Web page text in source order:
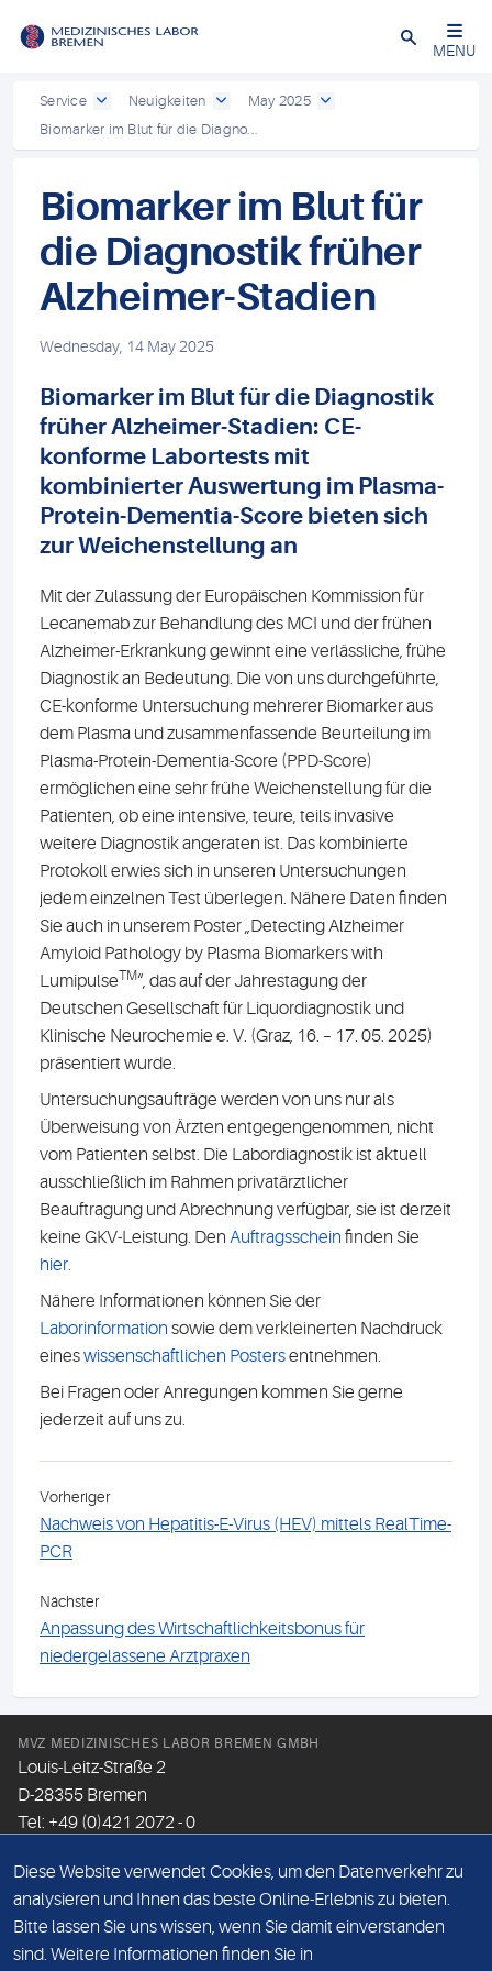
Schließen
MENU
Service Neuigkeiten
May 2025
Biomarker im Blut für die Diagno...
Biomarker im Blut für
die Diagnostik früher
Alzheimer-Stadien
Wednesday, 14 May 2025
Biomarker im Blut für die Diagnostik
früher Alzheimer-Stadien: CE-
konforme Labortests mit
kombinierter Auswertung im Plasma-
Protein-Dementia-Score bieten sich
zur Weichenstellung an
Mit der Zulassung der Europäischen Kommission für
Lecanemab zur Behandlung des MCI und der frühen
Alzheimer-Erkrankung gewinnt eine verlässliche, frühe
Diagnostik an Bedeutung. Die von uns durchgeführte,
CE-konforme Untersuchung mehrerer Biomarker aus
dem Plasma und zusammenfassende Beurteilung im
Plasma-Protein-Dementia-Score (PPD-Score)
ermöglichen eine sehr frühe Weichenstellung für die
Patienten, ob eine intensive, teure, teils invasive
weitere Diagnostik angeraten ist. Das kombinierte
Protokoll erwies sich in unseren Untersuchungen
jedem einzelnen Test überlegen. Nähere Daten finden
Sie auch in unserem Poster „Detecting Alzheimer
Amyloid Pathology by Plasma Biomarkers with
LumipulseTM“, das auf der Jahrestagung der
Deutschen Gesellschaft für Liquordiagnostik und
Klinische Neurochemie e. V. (Graz, 16. – 17. 05. 2025)
präsentiert wurde.
Untersuchungsaufträge werden von uns nur als
Überweisung von Ärzten entgegengenommen, nicht
vom Patienten selbst. Die Labordiagnostik ist aktuell
ausschließlich im Rahmen privatärztlicher
Beauftragung und Abrechnung verfügbar, sie ist derzeit
keine GKV-Leistung. Den Auftragsschein finden Sie
hier.
Nähere Informationen können Sie der
Laborinformation sowie dem verkleinerten Nachdruck
eineswissenschaftlichen Postersentnehmen.
Bei Fragen oder Anregungen kommen Sie gerne
jederzeit auf uns zu.
Vorheriger
Nachweis von Hepatitis-E-Virus (HEV) mittels RealTime-
PCR
Nächster
Anpassung des Wirtschaftlichkeitsbonus für
niedergelassene Arztpraxen
MVZ MEDIZINISCHES LABOR BREMEN GMBH
Louis-Leitz-Straße 2
D-28355 Bremen
Tel: +49 (0)421 2072 - 0
Email:info@mlhb.de
DATENSCHUTZ
Diese Website verwendet Cookies, um den Datenverkehr zu
analysieren und Ihnen das beste Online-Erlebnis zu bieten.
Bitte lassen Sie uns wissen, wenn Sie damit einverstanden
sind. Weitere Informationen finden Sie in